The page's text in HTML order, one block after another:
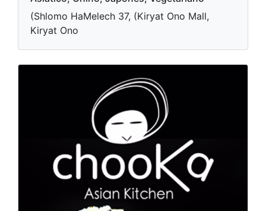
(Shlomo HaMelech 37, (Kiryat Ono Mall,
Kiryat Ono